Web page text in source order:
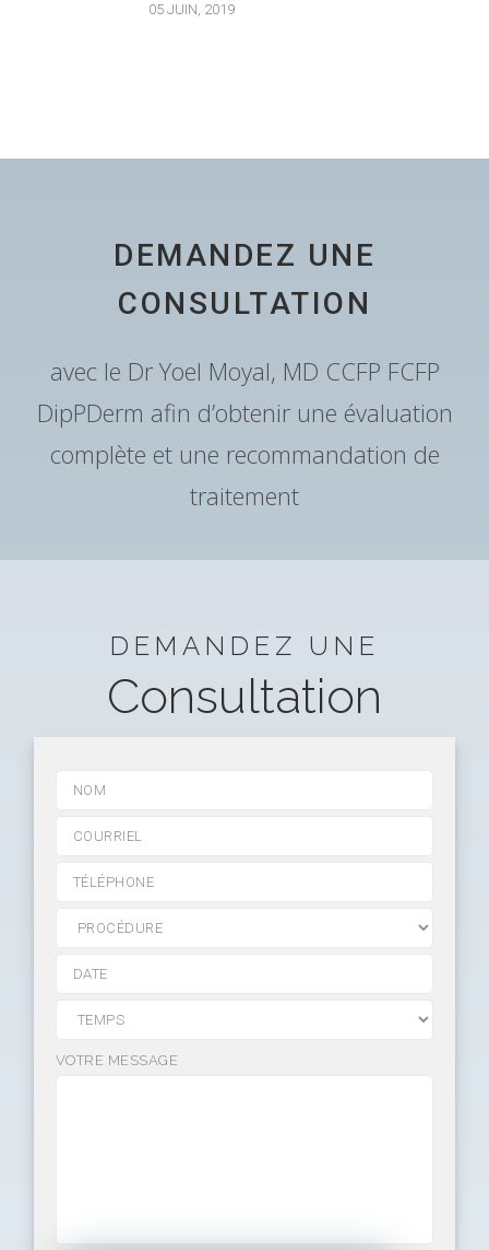
05 JUIN, 2019
DEMANDEZ UNE
CONSULTATION
avec le Dr Yoel Moyal, MD CCFP FCFP
DipPDerm afin d’obtenir une évaluation
complète et une recommandation de
traitement
DEMANDEZ UNE
Consultation
VOTRE MESSAGE